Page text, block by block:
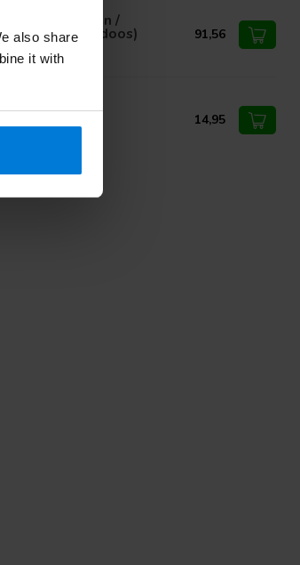
also share
it with
3st. aanzetten /
luxe opbergdoos) 91,56
14,95